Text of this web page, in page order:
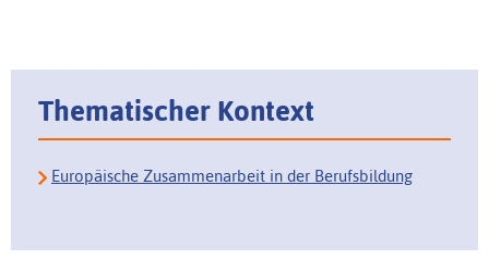
Thematischer Kontext
Europäische Zusammenarbeit in der Berufsbildung